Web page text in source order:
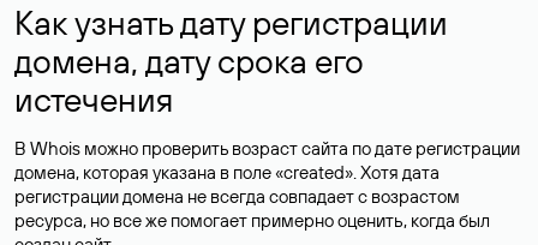
Как узнать дату регистрации
домена, дату срока его
истечения
В Whois можно проверить возраст сайта по дате регистрации
домена, которая указана в поле «created». Хотя дата
регистрации домена не всегда совпадает с возрастом
ресурса, но все же помогает примерно оценить, когда был